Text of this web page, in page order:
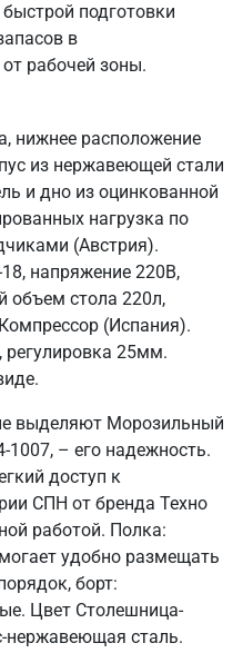
подготовки
в
рабочей зоны.
нижнее расположение
из нержавеющей стали
и дно из оцинкованной
нагрузка по
(Австрия).
напряжение 220В,
объем стола 220л,
(Испания).
регулировка 25мм.
выделяют Морозильный
– его надежность.
доступ к
СПН от бренда Техно
работой. Полка:
удобно размещать
борт:
Цвет Столешница-
нержавеющая сталь.